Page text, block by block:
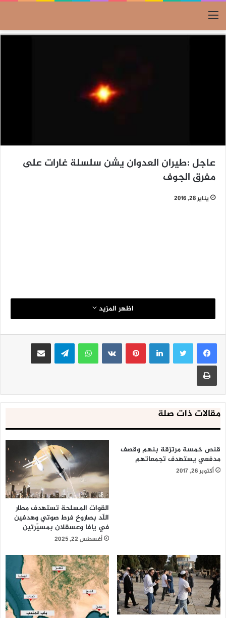
القائمة
عاجل :طيران العدوان يشن سلسلة غارات على
مفرق الجوف
يناير 28, 2016
اظهر المزيد
لينكدإنبينتيريست واتساب تيلقرام مشاركة عبر البريد
طباعة
مقالات ذات صلة
قنص خمسة مرتزقة بنهم وقصف
مدفعي يستهدف تجمعاتهم
أكتوبر 26, 2017
القوات المسلحة تستهدف مطار
اللّد بصاروخ فرط صوتي وهدفين
في يافا وعسقلان بمسيّرتين
أغسطس 22, 2025